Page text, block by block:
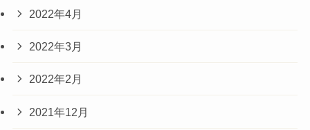
2022年4月
2022年3月
2022年2月
2021年12月